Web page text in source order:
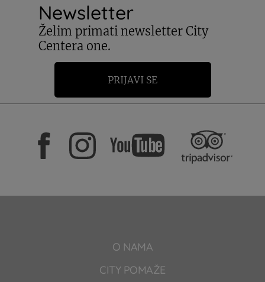
Newsletter
Želim primati newsletter City
Centera one.
PRIJAVI SE
O NAMA
CITY POMAŽE